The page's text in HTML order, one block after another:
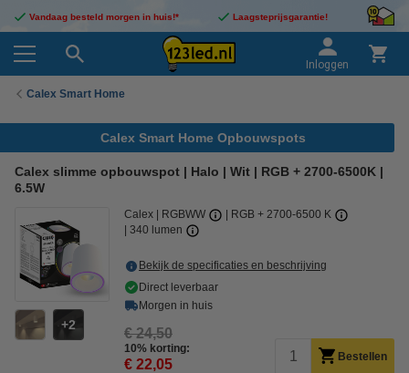
Vandaag besteld morgen in huis!* Laagsteprijsgarantie!
Inloggen
Calex Smart Home
Calex Smart Home Opbouwspots
Calex slimme opbouwspot | Halo | Wit | RGB + 2700-6500K |
6.5W
2
Calex RGBWW
RGB + 2700-6500 K
340 lumen
Bekijk de specificaties en beschrijving
Direct leverbaar
Morgen in huis
€ 24,50
10% korting:
€ 22,05 Bestellen